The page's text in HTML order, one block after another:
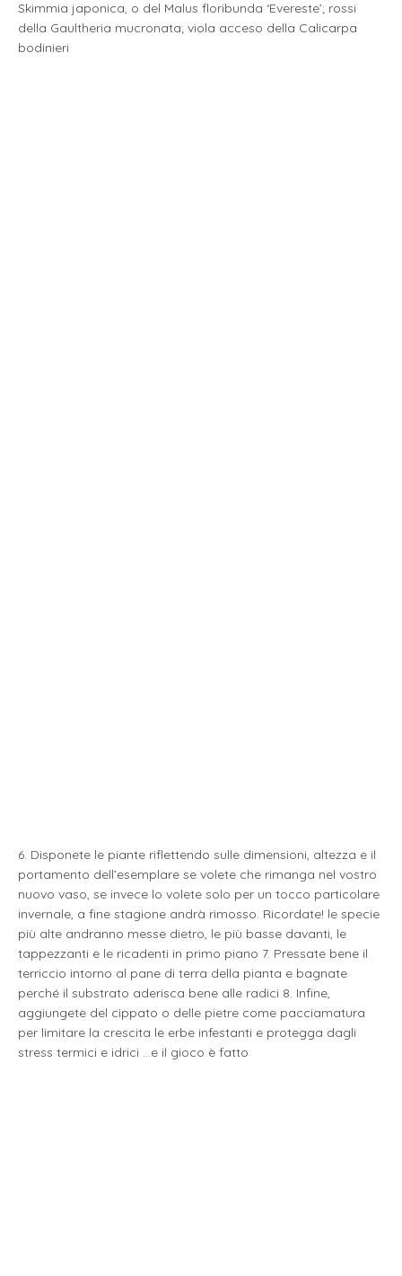
Skimmia japonica, o del Malus floribunda ‘Evereste’; rossi
della Gaultheria mucronata; viola acceso della Calicarpa
bodinieri
6. Disponete le piante riflettendo sulle dimensioni, altezza e il
portamento dell’esemplare se volete che rimanga nel vostro
nuovo vaso, se invece lo volete solo per un tocco particolare
invernale, a fine stagione andrà rimosso. Ricordate! le specie
più alte andranno messe dietro, le più basse davanti, le
tappezzanti e le ricadenti in primo piano 7. Pressate bene il
terriccio intorno al pane di terra della pianta e bagnate
perché il substrato aderisca bene alle radici 8. Infine,
aggiungete del cippato o delle pietre come pacciamatura
per limitare la crescita le erbe infestanti e protegga dagli
stress termici e idrici …e il gioco è fatto